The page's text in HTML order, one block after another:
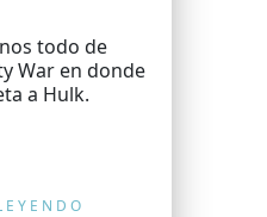
todo de
War en donde
a Hulk.